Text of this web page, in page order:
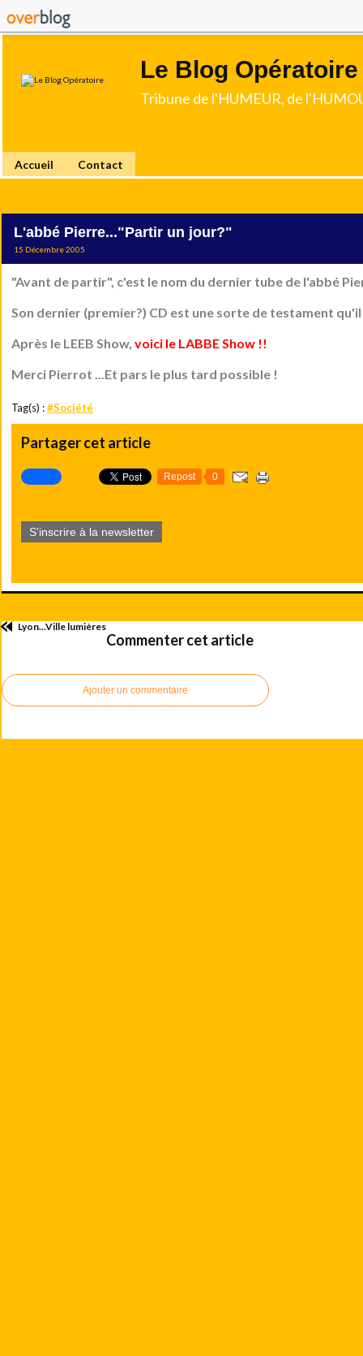
Le Blog Opératoire
Tribune de l'HUMEUR, de
Accueil Contact
L'abbé Pierre..."Partir un jour?"
15 Décembre 2005
"Avant de partir", c'est le nom du dernier tube de l'abbé
Son dernier (premier?) CD est une sorte de testament
Après le LEEB Show, voici le LABBE Show !!
Merci Pierrot ...Et pars le plus tard possible !
Tag(s) :#Société
Partager cet article
Repost 0
S'inscrire à la newsletter
Lyon...Ville lumières
Commenter cet article
Ajouter un commentaire